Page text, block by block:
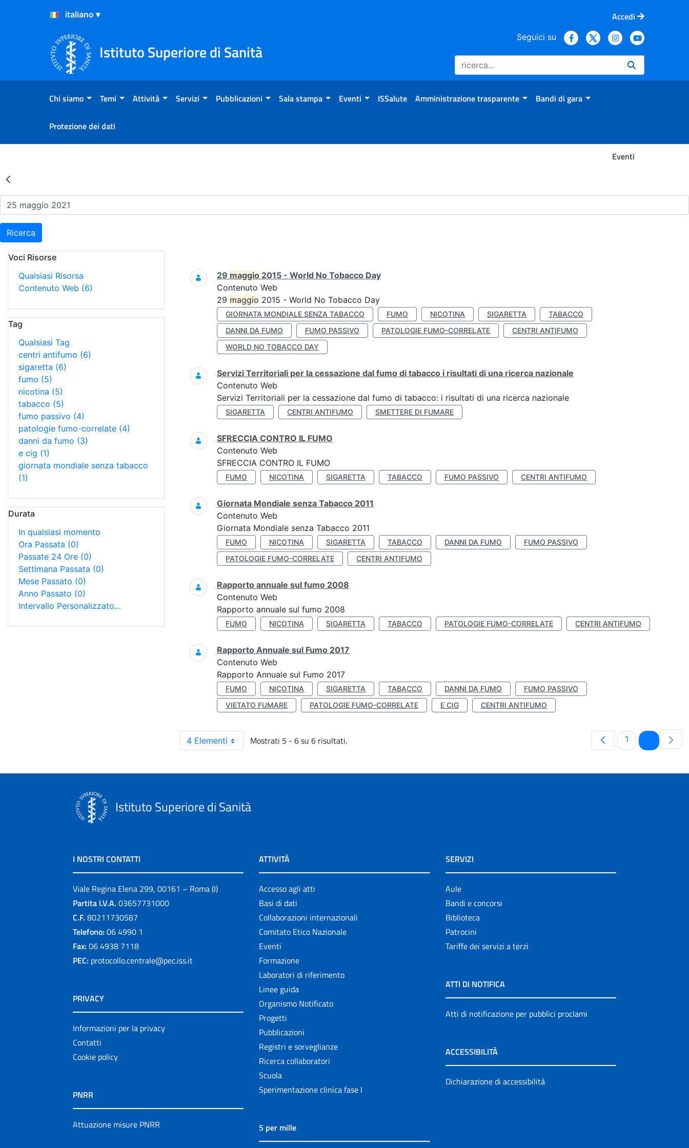
Salta al Contenuto
Salta al Footer
Accedi
Istituto Superiore di Sanità
Seguici su
Chi siamo Temi Attività Servizi Pubblicazioni Sala stampa Eventi ISSalute Amministrazione trasparente Bandi di gara
Protezione dei dati
Eventi
Risultati della Ricerca - Eventi
Ricerca
Voci Risorse
Qualsiasi Risorsa
Contenuto Web (6)
Tag
Qualsiasi Tag
centri antifumo (6)
sigaretta (6)
fumo (5)
nicotina (5)
tabacco (5)
fumo passivo (4)
patologie fumo-correlate (4)
danni da fumo (3)
e cig (1)
giornata mondiale senza tabacco
(1)
Durata
In qualsiasi momento
Ora Passata (0)
Passate 24 Ore (0)
Settimana Passata (0)
Mese Passato (0)
Anno Passato (0)
Intervallo Personalizzato…
Ricerca
29 maggio 2015 - World No Tobacco Day
Contenuto Web
29 maggio 2015 - World No Tobacco Day
GIORNATA MONDIALE SENZA TABACCO FUMO NICOTINA SIGARETTA
TABACCO
DANNI DA FUMO
FUMO PASSIVO PATOLOGIE FUMO-CORRELATE
CENTRI ANTIFUMO
WORLD NO TOBACCO DAY
Servizi Territoriali per la cessazione dal fumo di tabacco i risultati di una ricerca nazionale
Contenuto Web
Servizi Territoriali per la cessazione dal fumo di tabacco: i risultati di una ricerca nazionale
SIGARETTA CENTRI ANTIFUMO SMETTERE DI FUMARE
SFRECCIA CONTRO IL FUMO
Contenuto Web
SFRECCIA CONTRO IL FUMO
FUMO NICOTINA SIGARETTA TABACCO FUMO PASSIVO CENTRI ANTIFUMO
Giornata Mondiale senza Tabacco 2011
Contenuto Web
Giornata Mondiale senza Tabacco 2011
FUMO NICOTINA SIGARETTA TABACCO DANNI DA FUMO
FUMO PASSIVO
PATOLOGIE FUMO-CORRELATE
CENTRI ANTIFUMO
Rapporto annuale sul fumo 2008
Contenuto Web
Rapporto annuale sul fumo 2008
FUMO NICOTINA SIGARETTA TABACCO PATOLOGIE FUMO-CORRELATE CENTRI ANTIFUMO
Rapporto Annuale sul Fumo 2017
Contenuto Web
Rapporto Annuale sul Fumo 2017
FUMO NICOTINA SIGARETTA TABACCO DANNI DA FUMO
FUMO PASSIVO
VIETATO FUMARE
PATOLOGIE FUMO-CORRELATE E CIG CENTRI ANTIFUMO
4 Elementi Mostrati 5 - 6 su 6 risultati. Pagina
1 Pagina
Istituto Superiore di Sanità
I NOSTRI CONTATTI
Viale Regina Elena 299, 00161 – Roma (I)
Partita I.V.A. 03657731000
C.F. 80211730587
Telefono: 06 4990 1
Fax: 06 4938 7118
PEC: protocollo.centrale@pec.iss.it
PRIVACY
Informazioni per la privacy
Contatti
Cookie policy
PNRR
Attuazione misure PNRR
ATTIVITÀ
Accesso agli atti
Basi di dati
Collaborazioni internazionali
Comitato Etico Nazionale
Eventi
Formazione
Laboratori di riferimento
Linee guida
Organismo Notificato
Progetti
Pubblicazioni
Registri e sorveglianze
Ricerca collaboratori
Scuola
Sperimentazione clinica fase I
5 per mille
SERVIZI
Aule
Bandi e concorsi
Biblioteca
Patrocini
Tariffe dei servizi a terzi
ATTI DI NOTIFICA
Atti di notificazione per pubblici proclami
ACCESSIBILITÀ
Dichiarazione di accessibilità